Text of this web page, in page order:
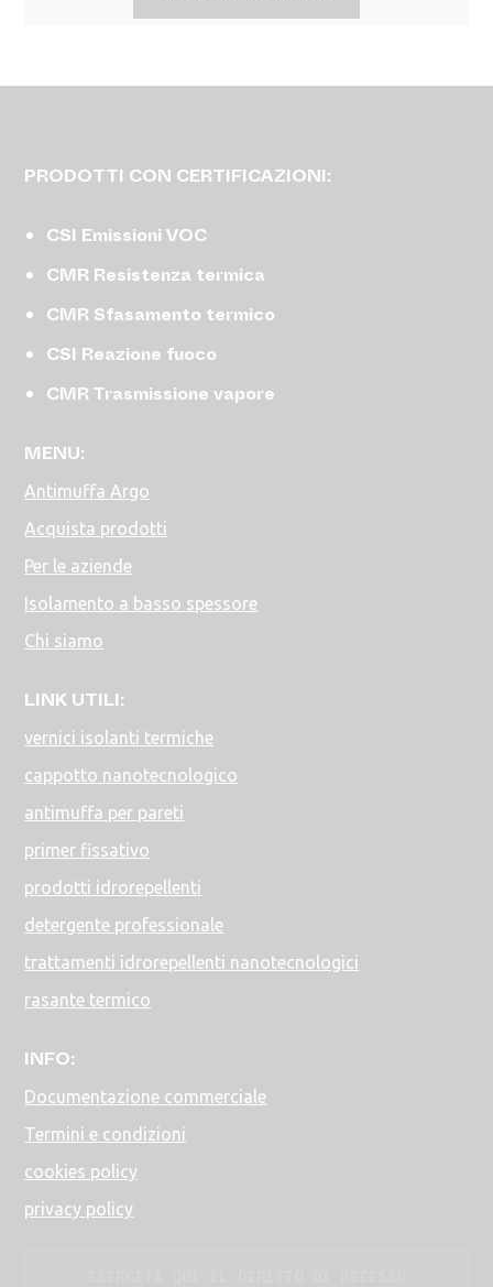
PRODOTTI CON CERTIFICAZIONI:
CSI Emissioni VOC
CMR Resistenza termica
CMR Sfasamento termico
CSI Reazione fuoco
CMR Trasmissione vapore
MENU:
Antimuffa Argo
Acquista prodotti
Per le aziende
Isolamento a basso spessore
Chi siamo
LINK UTILI:
vernici isolanti termiche
cappotto nanotecnologico
antimuffa per pareti
primer fissativo
prodotti idrorepellenti
detergente professionale
trattamenti idrorepellenti nanotecnologici
rasante termico
INFO:
Documentazione commerciale
Termini e condizioni
cookies policy
privacy policy